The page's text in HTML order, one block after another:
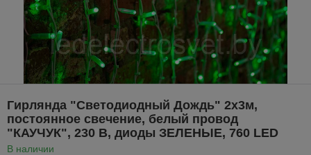
Гирлянда "Светодиодный Дождь" 2х3м,
постоянное свечение, белый провод
"КАУЧУК", 230 В, диоды ЗЕЛЕНЫЕ, 760 LED
В наличии